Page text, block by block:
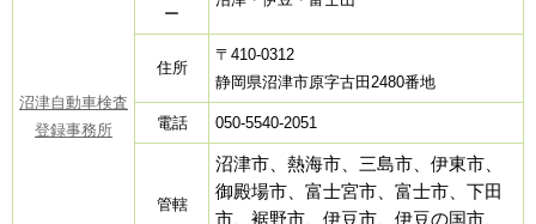
沼津自動車検査
登録事務所
ー
住所
〒410-0312
静岡県沼津市原字古田2480番地
電話 050-5540-2051
管轄
沼津市、熱海市、三島市、伊東市、
御殿場市、富士宮市、富士市、下田
市、裾野市、伊豆市、伊豆の国市、